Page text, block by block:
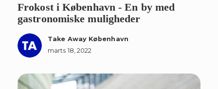
Frokost i København - En by med
gastronomiske muligheder
Take Away København
marts 18, 2022